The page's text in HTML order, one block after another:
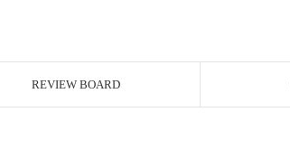
REVIEW BOARD